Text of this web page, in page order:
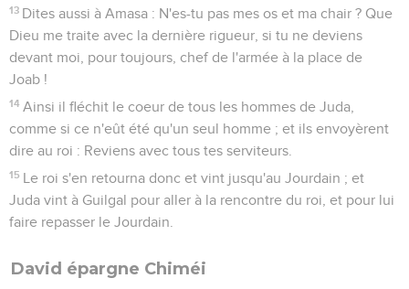
13 Dites aussi à Amasa : N'es-tu pas mes os et ma chair ? Que
Dieu me traite avec la dernière rigueur, si tu ne deviens
devant moi, pour toujours, chef de l'armée à la place de
Joab !
14 Ainsi il fléchit le coeur de tous les hommes de Juda,
comme si ce n'eût été qu'un seul homme ; et ils envoyèrent
dire au roi : Reviens avec tous tes serviteurs.
15 Le roi s'en retourna donc et vint jusqu'au Jourdain ; et
Juda vint à Guilgal pour aller à la rencontre du roi, et pour lui
faire repasser le Jourdain.
David épargne Chiméi